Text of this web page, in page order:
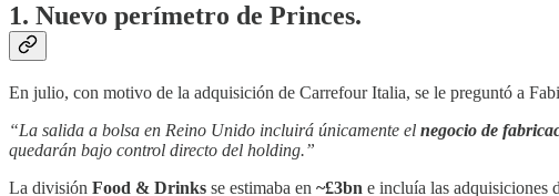
1. Nuevo perímetro de Princes.
En julio, con motivo de la adquisición de Carrefour Italia, se le preguntó a
“La salida a bolsa en Reino Unido incluirá únicamente el negocio de
quedarán bajo control directo del holding.”
La división Food & Drinks se estimaba en ~£3bn e incluía las adquisiciones